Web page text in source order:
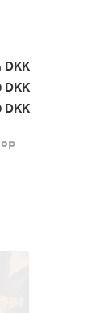
DKK
DKK
DKK